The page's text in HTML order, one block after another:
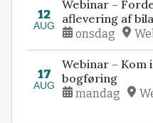
12
AUG
Webinar –
aflevering af
onsdag
17
AUG
Webinar – Kom
bogføring
mandag